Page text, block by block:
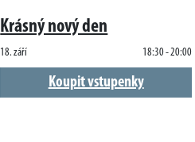
Krásný nový den
18. září 18:30 - 20:00
Koupit vstupenky